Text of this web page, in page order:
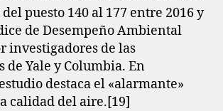
puesto 140 al 177 entre 2016 y
de Desempeño Ambiental
investigadores de las
de Yale y Columbia. En
destaca el «alarmante»
calidad del aire.[19]​